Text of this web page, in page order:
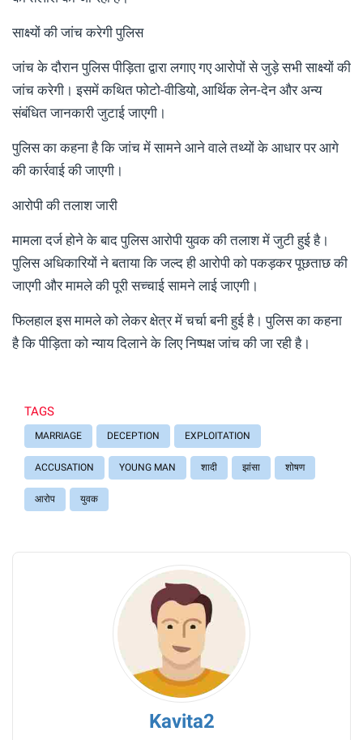
साक्ष्यों की जांच करेगी पुलिस
जांच के दौरान पुलिस पीड़िता द्वारा लगाए गए आरोपों से जुड़े सभी साक्ष्यों की
जांच करेगी। इसमें कथित फोटो-वीडियो, आर्थिक लेन-देन और अन्य
संबंधित जानकारी जुटाई जाएगी।
पुलिस का कहना है कि जांच में सामने आने वाले तथ्यों के आधार पर आगे
की कार्रवाई की जाएगी।
आरोपी की तलाश जारी
मामला दर्ज होने के बाद पुलिस आरोपी युवक की तलाश में जुटी हुई है।
पुलिस अधिकारियों ने बताया कि जल्द ही आरोपी को पकड़कर पूछताछ की
जाएगी और मामले की पूरी सच्चाई सामने लाई जाएगी।
फिलहाल इस मामले को लेकर क्षेत्र में चर्चा बनी हुई है। पुलिस का कहना
है कि पीड़िता को न्याय दिलाने के लिए निष्पक्ष जांच की जा रही है।
TAGS
MARRIAGE DECEPTION EXPLOITATION
ACCUSATION YOUNG MAN शादी झांसा शोषण
आरोप युवक
Kavita2